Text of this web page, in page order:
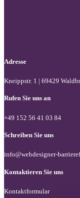
Adresse
Kneippstr. 1 | 69429
Rufen Sie uns an
+49 152 56 41 03 84
Schreiben Sie uns
info@webdesigner-
Kontaktieren Sie uns
Kontaktformular